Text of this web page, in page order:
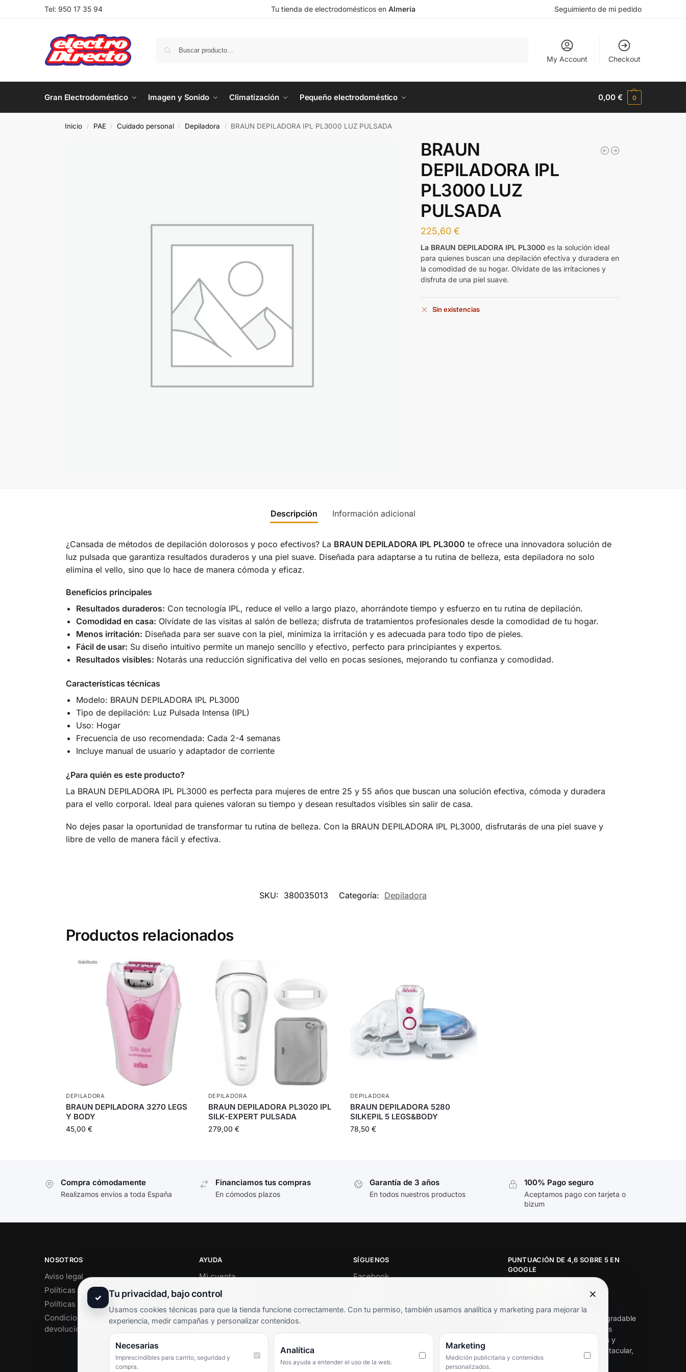
Tel: 950 17 35 94 Tu tienda de electrodomésticos en Almería Seguimiento de mi pedido
My Account Checkout
Gran Electrodoméstico Imagen y Sonido Climatización Pequeño electrodoméstico 0,00€ 0
Inicio / PAE / Cuidado personal / Depiladora / BRAUN DEPILADORA IPL PL3000 LUZ PULSADA
BRAUN
DEPILADORA IPL
PL3000 LUZ
PULSADA
225,60€
La BRAUN DEPILADORA IPL PL3000 es la solución ideal
para quienes buscan una depilación efectiva y duradera en
la comodidad de su hogar. Olvídate de las irritaciones y
disfruta de una piel suave.
Sin existencias
Descripción Información adicional
¿Cansada de métodos de depilación dolorosos y poco efectivos? La BRAUN DEPILADORA IPL PL3000 te ofrece una innovadora solución de
luz pulsada que garantiza resultados duraderos y una piel suave. Diseñada para adaptarse a tu rutina de belleza, esta depiladora no solo
elimina el vello, sino que lo hace de manera cómoda y eficaz.
Beneficios principales
Resultados duraderos: Con tecnología IPL, reduce el vello a largo plazo, ahorrándote tiempo y esfuerzo en tu rutina de depilación.
Comodidad en casa: Olvídate de las visitas al salón de belleza; disfruta de tratamientos profesionales desde la comodidad de tu hogar.
Menos irritación: Diseñada para ser suave con la piel, minimiza la irritación y es adecuada para todo tipo de pieles.
Fácil de usar: Su diseño intuitivo permite un manejo sencillo y efectivo, perfecto para principiantes y expertos.
Resultados visibles: Notarás una reducción significativa del vello en pocas sesiones, mejorando tu confianza y comodidad.
Características técnicas
Modelo: BRAUN DEPILADORA IPL PL3000
Tipo de depilación: Luz Pulsada Intensa (IPL)
Uso: Hogar
Frecuencia de uso recomendada: Cada 2-4 semanas
Incluye manual de usuario y adaptador de corriente
¿Para quién es este producto?
La BRAUN DEPILADORA IPL PL3000 es perfecta para mujeres de entre 25 y 55 años que buscan una solución efectiva, cómoda y duradera
para el vello corporal. Ideal para quienes valoran su tiempo y desean resultados visibles sin salir de casa.
No dejes pasar la oportunidad de transformar tu rutina de belleza. Con la BRAUN DEPILADORA IPL PL3000, disfrutarás de una piel suave y
libre de vello de manera fácil y efectiva.
SKU: 380035013 Categoría: Depiladora
Productos relacionados
DEPILADORA
BRAUN DEPILADORA 3270 LEGS
Y BODY
45,00 €
DEPILADORA
BRAUN DEPILADORA PL3020 IPL
SILK-EXPERT PULSADA
279,00 €
DEPILADORA
BRAUN DEPILADORA 5280
SILKEPIL 5 LEGS&BODY
78,50€
Compra cómodamente
Realizamos envíos a toda España
Financiamos tus compras
En cómodos plazos
Garantía de 3 años
En todos nuestros productos
100% Pago seguro
Aceptamos pago con tarjeta o
bizum
NOSOTROS
Aviso legal
Políticas de privacidad
Políticas de cookies
Condiciones de envío y
devoluciones
AYUDA
Mi cuenta
Soporte al cliente
Términos y condiciones
Preguntas frecuentes
SÍGUENOS
Facebook
PUNTUACIÓN DE 4,6 SOBRE 5 EN
GOOGLE
★★★★★
«Servicio de calidad y trato agradable
con precios excelentes. Hemos
comprado en varias ocasiones y
siempre dan respuesta. Espectacular,
servicio de 10.»
✓ Tu privacidad, bajo control ×
Usamos cookies técnicas para que la tienda funcione correctamente. Con tu permiso, también usamos analítica y marketing para mejorar la
experiencia, medir campañas y personalizar contenidos.
Necesarias
Imprescindibles para carrito, seguridad y
compra.
Analítica
Nos ayuda a entender el uso de la web.
Marketing
Medición publicitaria y contenidos
personalizados.